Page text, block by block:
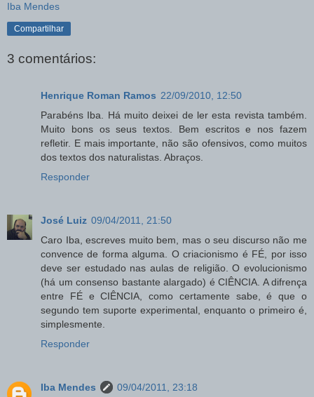
Iba Mendes
Compartilhar
3 comentários:
Henrique Roman Ramos 22/09/2010, 12:50
Parabéns Iba. Há muito deixei de ler esta revista também.
Muito bons os seus textos. Bem escritos e nos fazem
refletir. E mais importante, não são ofensivos, como muitos
dos textos dos naturalistas. Abraços.
Responder
José Luiz 09/04/2011, 21:50
Caro Iba, escreves muito bem, mas o seu discurso não me
convence de forma alguma. O criacionismo é FÉ, por isso
deve ser estudado nas aulas de religião. O evolucionismo
(há um consenso bastante alargado) é CIÊNCIA. A difrença
entre FÉ e CIÊNCIA, como certamente sabe, é que o
segundo tem suporte experimental, enquanto o primeiro é,
simplesmente.
Responder
Iba Mendes
09/04/2011, 23:18